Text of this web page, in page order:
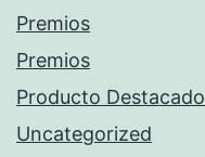
Premios
Premios
Producto Destacado
Uncategorized